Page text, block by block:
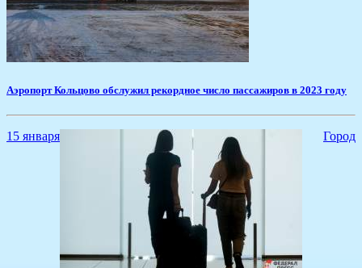
​Аэропорт Кольцово обслужил рекордное число пассажиров в 2023 году
15 января Город